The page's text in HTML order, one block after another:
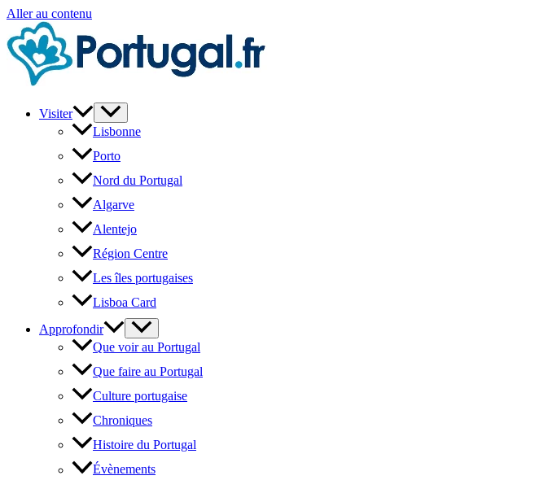
Aller au contenu
Visiter
Lisbonne
Porto
Nord du Portugal
Algarve
Alentejo
Région Centre
Les îles portugaises
Lisboa Card
Approfondir
Que voir au Portugal
Que faire au Portugal
Culture portugaise
Chroniques
Histoire du Portugal
Évènements